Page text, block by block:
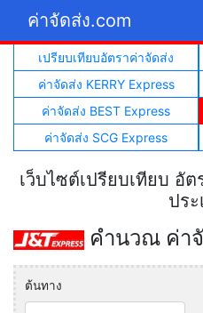
ค่าจัดส่ง.com
เปรียบเทียบอัตราค่าจัดส่ง
ค่าจัดส่ง KERRY Express
ค่าจัดส่ง BEST Express
ค่าจัดส่ง SCG Express
เว็บไซต์เปรียบเทียบ อั
ปร
คำนวณ ค่า
ต้นทาง